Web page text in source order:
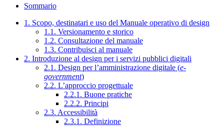
Sommario
1. Scopo, destinatari e uso del Manuale operativo di design
1.1. Versionamento e storico
1.2. Consultazione del manuale
1.3. Contribuisci al manuale
2. Introduzione al design per i servizi pubblici digitali
2.1. Design per l’amministrazione digitale (e-
government)
2.2. L’approccio progettuale
2.2.1. Buone pratiche
2.2.2. Principi
2.3. Accessibilità
2.3.1. Definizione